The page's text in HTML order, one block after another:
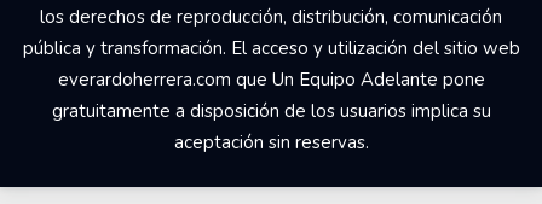
los derechos de reproducción, distribución, comunicación
pública y transformación. El acceso y utilización del sitio web
everardoherrera.com que Un Equipo Adelante pone
gratuitamente a disposición de los usuarios implica su
aceptación sin reservas.